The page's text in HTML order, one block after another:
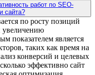
работ по SEO-
сайта?
по росту позиций
увеличению
показателем является
таких как время на
конверсий и целевых
эффективно сайт